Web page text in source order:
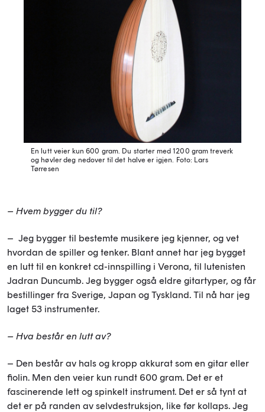
En lutt veier kun 600 gram. Du starter med 1200 gram treverk
og høvler deg nedover til det halve er igjen.
Foto: Lars
Tørresen
– Hvem bygger du til?
– Jeg bygger til bestemte musikere jeg kjenner, og vet
hvordan de spiller og tenker. Blant annet har jeg bygget
en lutt til en konkret cd-innspilling i Verona, til lutenisten
Jadran Duncumb. Jeg bygger også eldre gitartyper, og får
bestillinger fra Sverige, Japan og Tyskland. Til nå har jeg
laget 53 instrumenter.
– Hva består en lutt av?
– Den består av hals og kropp akkurat som en gitar eller
fiolin. Men den veier kun rundt 600 gram. Det er et
fascinerende lett og spinkelt instrument. Det er så tynt at
det er på randen av selvdestruksjon, like før kollaps. Jeg